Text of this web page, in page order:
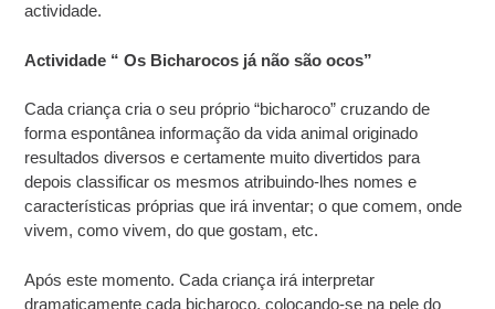
actividade.
Actividade “ Os Bicharocos já não são ocos”
Cada criança cria o seu próprio “bicharoco” cruzando de
forma espontânea informação da vida animal originado
resultados diversos e certamente muito divertidos para
depois classificar os mesmos atribuindo-lhes nomes e
características próprias que irá inventar; o que comem, onde
vivem, como vivem, do que gostam, etc.
Após este momento. Cada criança irá interpretar
dramaticamente cada bicharoco, colocando-se na pele do